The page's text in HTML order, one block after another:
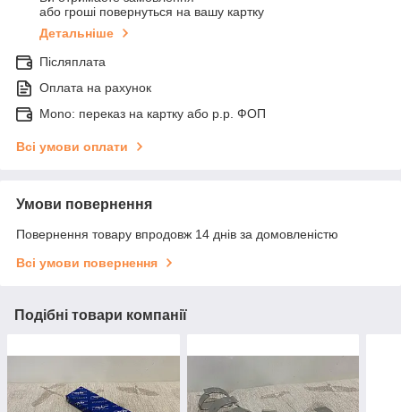
або гроші повернуться на вашу картку
Детальніше
Післяплата
Оплата на рахунок
Mono: переказ на картку або р.р. ФОП
Всі умови оплати
Умови повернення
Повернення товару впродовж 14 днів за домовленістю
Всі умови повернення
Подібні товари компанії